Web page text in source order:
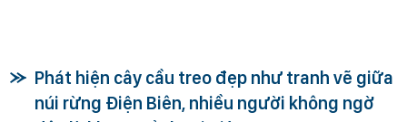
Phát hiện cây cầu treo đẹp như tranh vẽ giữa
núi rừng Điện Biên, nhiều người không ngờ